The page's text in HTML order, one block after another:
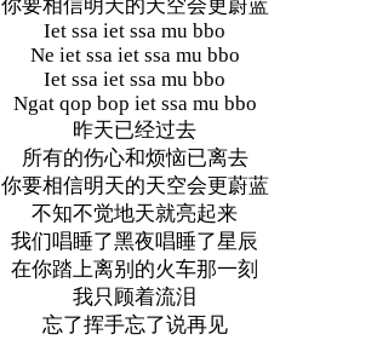
你要相信明天的天空会更蔚蓝
Iet ssa iet ssa mu bbo
Ne iet ssa iet ssa mu bbo
Iet ssa iet ssa mu bbo
Ngat qop bop iet ssa mu bbo
昨天已经过去
所有的伤心和烦恼已离去
你要相信明天的天空会更蔚蓝
不知不觉地天就亮起来
我们唱睡了黑夜唱睡了星辰
在你踏上离别的火车那一刻
我只顾着流泪
忘了挥手忘了说再见